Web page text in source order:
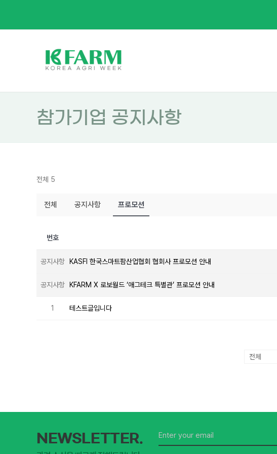
content
참가기업 공지사항
전체 5
전체 공지사항 프로모션
번호
공지사항 KASFI 한국스마트팜산업협회 협회사 프로모션 안내
공지사항 KFARM X 로보월드 ‘애그테크 특별관’ 프로모션 안내
1 테스트글입니다
NEWSLETTER.